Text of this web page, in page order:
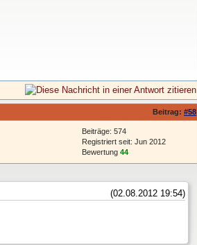
Beitrag: #58
Beiträge: 574
Registriert seit: Jun 2012
Bewertung 44
(02.08.2012 19:54)